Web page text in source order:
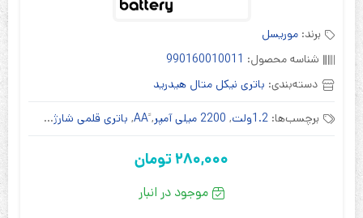
برند: موریسل
شناسه محصول: 990160010011
دسته‌بندی: باتری نیکل متال هیدرید
برچسب‌ها: 1.2ولت , 2200 میلی آمپر ,
, باتری قلمی شارژی ,
280,000 تومان
موجود در انبار